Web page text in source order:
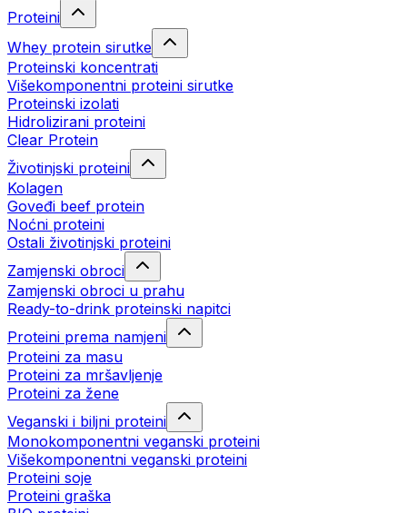
Proteini
Whey protein sirutke
Proteinski koncentrati
Višekomponentni proteini sirutke
Proteinski izolati
Hidrolizirani proteini
Clear Protein
Životinjski proteini
Kolagen
Goveđi beef protein
Noćni proteini
Ostali životinjski proteini
Zamjenski obroci
Zamjenski obroci u prahu
Ready-to-drink proteinski napitci
Proteini prema namjeni
Proteini za masu
Proteini za mršavljenje
Proteini za žene
Veganski i biljni proteini
Monokomponentni veganski proteini
Višekomponentni veganski proteini
Proteini soje
Proteini graška